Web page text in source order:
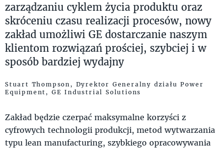
zarządzaniu cyklem życia produktu oraz
skróceniu czasu realizacji procesów, nowy
zakład umożliwi GE dostarczanie naszym
klientom rozwiązań prościej, szybciej i w
sposób bardziej wydajny
Stuart Thompson, Dyrektor Generalny działu Power
Equipment, GE Industrial Solutions
Zakład będzie czerpać maksymalne korzyści z
cyfrowych technologii produkcji, metod wytwarzania
typu lean manufacturing, szybkiego opracowywania